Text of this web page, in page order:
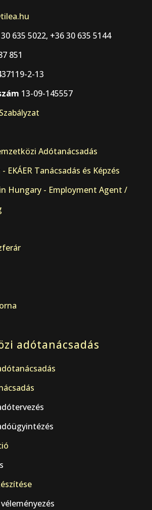
635 5022, +36 30 635 5144
851
2-13
13-09-145557
Adótanácsadás
- EKÁER Tanácsadás és Képzés
Hungary - Employment Agent /
adótanácsadás